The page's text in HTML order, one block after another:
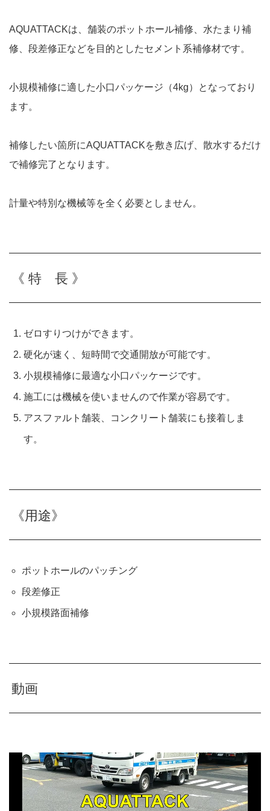
AQUATTACKは、舗装のポットホール補修、水たまり補
修、段差修正などを目的としたセメント系補修材です。
小規模補修に適した小口パッケージ（4kg）となっており
ます。
補修したい箇所にAQUATTACKを敷き広げ、散水するだけ
で補修完了となります。
計量や特別な機械等を全く必要としません。
《 特 長 》
ゼロすりつけができます。
硬化が速く、短時間で交通開放が可能です。
小規模補修に最適な小口パッケージです。
施工には機械を使いませんので作業が容易です。
アスファルト舗装、コンクリート舗装にも接着しま
す。
《用途》
ポットホールのパッチング
段差修正
小規模路面補修
動画